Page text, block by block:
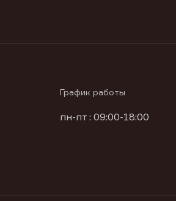
График работы
пн-пт : 09:00-18:00